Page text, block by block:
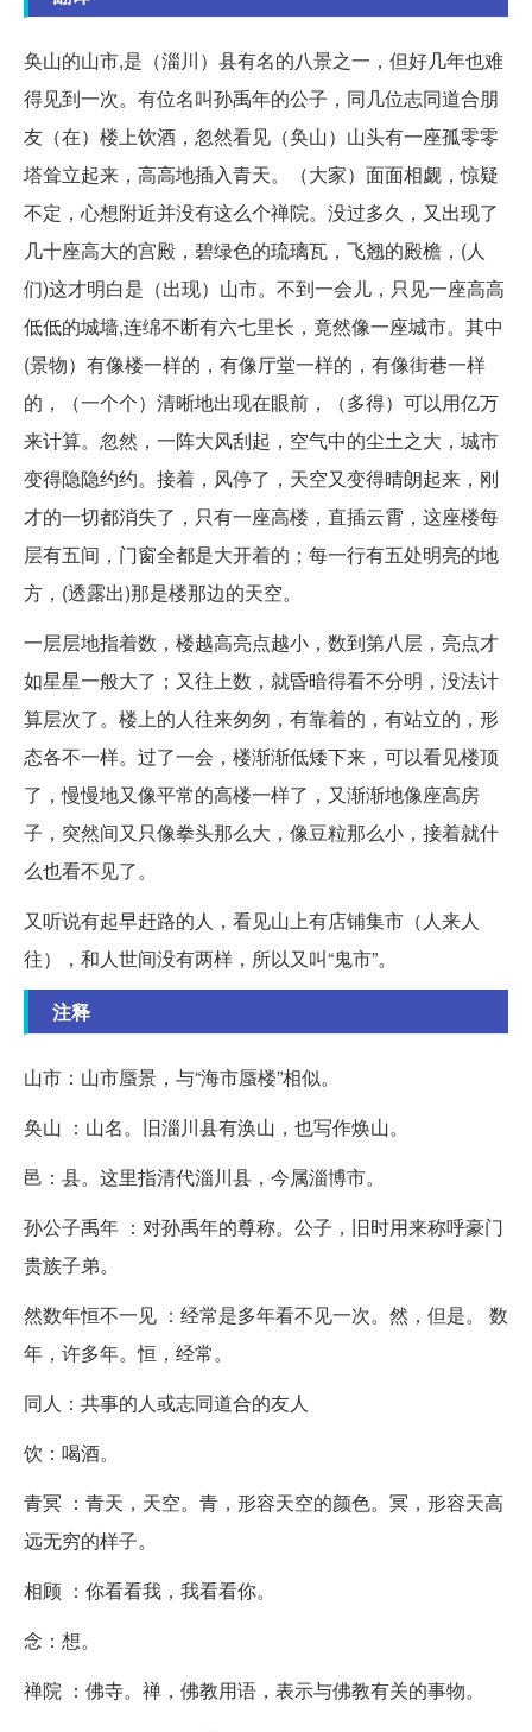
奂山的山市,是（淄川）县有名的八景之一，但好几年也难
得见到一次。有位名叫孙禹年的公子，同几位志同道合朋
友（在）楼上饮酒，忽然看见（奂山）山头有一座孤零零
塔耸立起来，高高地插入青天。（大家）面面相觑，惊疑
不定，心想附近并没有这么个禅院。没过多久，又出现了
几十座高大的宫殿，碧绿色的琉璃瓦，飞翘的殿檐，(人
们)这才明白是（出现）山市。不到一会儿，只见一座高高
低低的城墙,连绵不断有六七里长，竟然像一座城市。其中
(景物）有像楼一样的，有像厅堂一样的，有像街巷一样
的，（一个个）清晰地出现在眼前，（多得）可以用亿万
来计算。忽然，一阵大风刮起，空气中的尘土之大，城市
变得隐隐约约。接着，风停了，天空又变得晴朗起来，刚
才的一切都消失了，只有一座高楼，直插云霄，这座楼每
层有五间，门窗全都是大开着的；每一行有五处明亮的地
方，(透露出)那是楼那边的天空。
一层层地指着数，楼越高亮点越小，数到第八层，亮点才
如星星一般大了；又往上数，就昏暗得看不分明，没法计
算层次了。楼上的人往来匆匆，有靠着的，有站立的，形
态各不一样。过了一会，楼渐渐低矮下来，可以看见楼顶
了，慢慢地又像平常的高楼一样了，又渐渐地像座高房
子，突然间又只像拳头那么大，像豆粒那么小，接着就什
么也看不见了。
又听说有起早赶路的人，看见山上有店铺集市（人来人
往），和人世间没有两样，所以又叫“鬼市”。
注释
山市：山市蜃景，与“海市蜃楼”相似。
奂山 ：山名。旧淄川县有涣山，也写作焕山。
邑：县。这里指清代淄川县，今属淄博市。
孙公子禹年 ：对孙禹年的尊称。公子，旧时用来称呼豪门
贵族子弟。
然数年恒不一见 ：经常是多年看不见一次。然，但是。 数
年，许多年。恒，经常。
同人：共事的人或志同道合的友人
饮：喝酒。
青冥 ：青天，天空。青，形容天空的颜色。冥，形容天高
远无穷的样子。
相顾 ：你看看我，我看看你。
念：想。
禅院 ：佛寺。禅，佛教用语，表示与佛教有关的事物。